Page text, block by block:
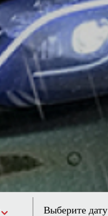
Выберите дату